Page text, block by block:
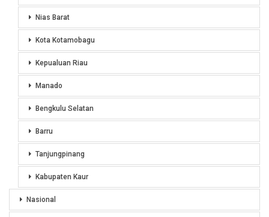
Nias Barat
Kota Kotamobagu
Kepualuan Riau
Manado
Bengkulu Selatan
Barru
Tanjungpinang
Kabupaten Kaur
Nasional